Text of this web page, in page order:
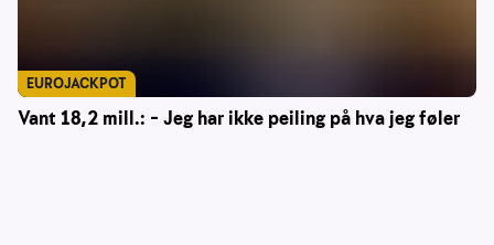
Vant 18,2 mill.: – Jeg har ikke peiling på hva jeg føler
EUROJACKPOT